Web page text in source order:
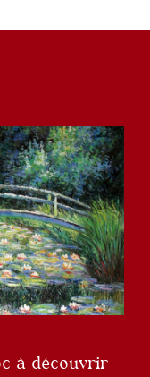
à découvrir